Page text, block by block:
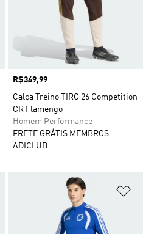
Preço
R$349,99
Calça Treino TIRO 26 Competition
CR Flamengo
Homem Performance
FRETE GRÁTIS MEMBROS
ADICLUB
Adicionar à Lista de Desejos